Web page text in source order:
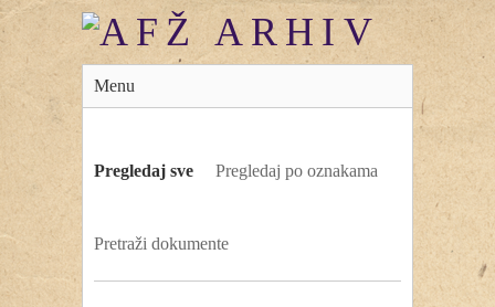
Menu
Pregledaj sve Pregledaj po oznakama
Pretraži dokumente